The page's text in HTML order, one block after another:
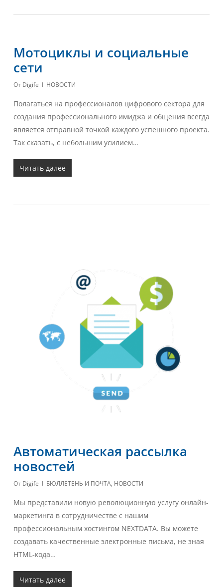
Мотоциклы и социальные
сети
От Digife НОВОСТИ
Полагаться на профессионалов цифрового сектора для
создания профессионального имиджа и общения всегда
является отправной точкой каждого успешного проекта.
Так сказать, с небольшим усилием…
Читать далее
Автоматическая рассылка
новостей
От Digife БЮЛЛЕТЕНЬ И ПОЧТА, НОВОСТИ
Мы представили новую революционную услугу онлайн-
маркетинга в сотрудничестве с нашим
профессиональным хостингом NEXTDATA. Вы можете
создавать качественные электронные письма, не зная
HTML-кода…
Читать далее